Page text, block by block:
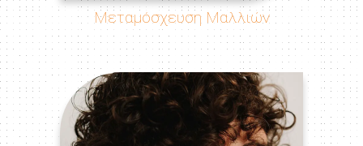
Μεταμόσχευση Μαλλιών